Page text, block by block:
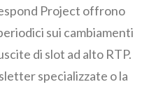
Project offrono
sui cambiamenti
di slot ad alto RTP.
specializzate o la